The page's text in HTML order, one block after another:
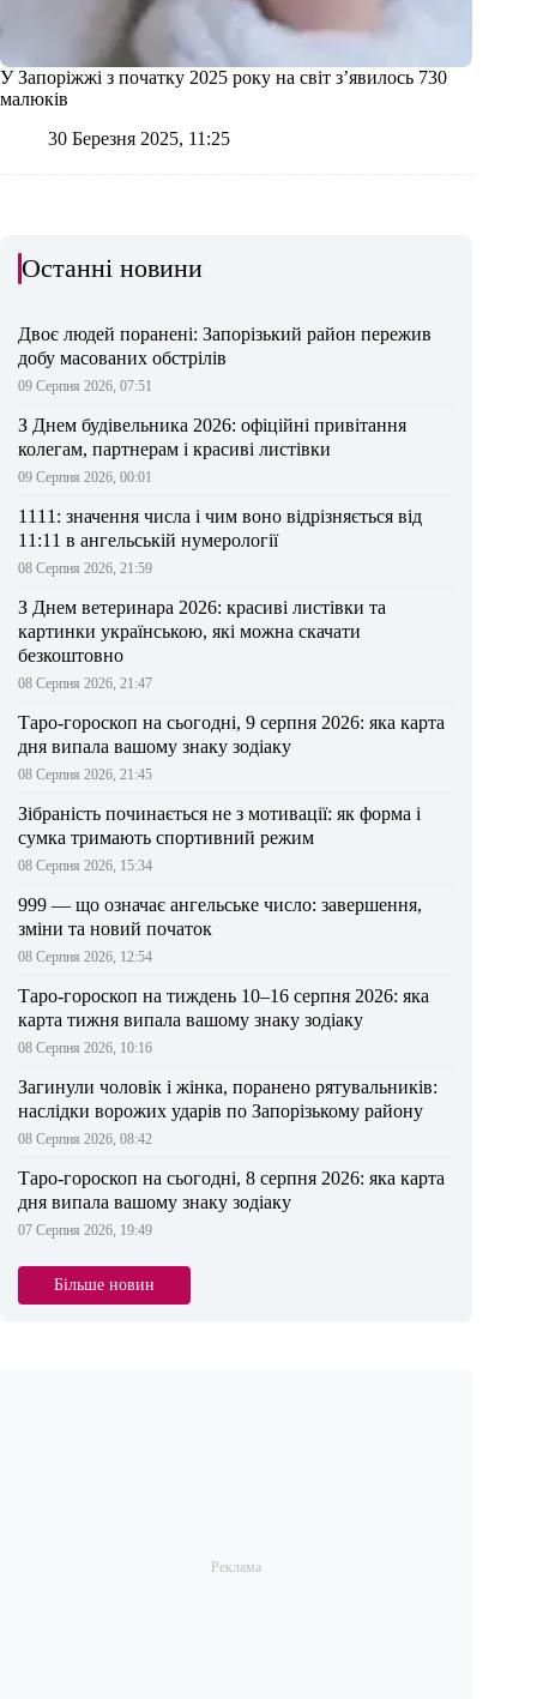
У Запоріжжі з початку 2025 року на світ з’явилось 730
малюків
30 Березня 2025, 11:25
Останні новини
Двоє людей поранені: Запорізький район пережив
добу масованих обстрілів
09 Серпня 2026, 07:51
З Днем будівельника 2026: офіційні привітання
колегам, партнерам і красиві листівки
09 Серпня 2026, 00:01
1111: значення числа і чим воно відрізняється від
11:11 в ангельській нумерології
08 Серпня 2026, 21:59
З Днем ветеринара 2026: красиві листівки та
картинки українською, які можна скачати
безкоштовно
08 Серпня 2026, 21:47
Таро-гороскоп на сьогодні, 9 серпня 2026: яка карта
дня випала вашому знаку зодіаку
08 Серпня 2026, 21:45
Зібраність починається не з мотивації: як форма і
сумка тримають спортивний режим
08 Серпня 2026, 15:34
999 — що означає ангельське число: завершення,
зміни та новий початок
08 Серпня 2026, 12:54
Таро-гороскоп на тиждень 10–16 серпня 2026: яка
карта тижня випала вашому знаку зодіаку
08 Серпня 2026, 10:16
Загинули чоловік і жінка, поранено рятувальників:
наслідки ворожих ударів по Запорізькому району
08 Серпня 2026, 08:42
Таро-гороскоп на сьогодні, 8 серпня 2026: яка карта
дня випала вашому знаку зодіаку
07 Серпня 2026, 19:49
Більше новин